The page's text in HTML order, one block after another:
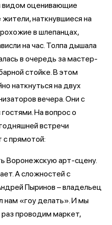
видом оценивающие
наткнувшиеся на
в шлепанцах,
на час. Толпа дышала
в очередь за мастер-
стойке. В этом
наткнуться на двух
вечера. Они с
На вопрос о
встречи
с прямотой:
Воронежскую арт-сцену.
А сложностей с
Пыринов – владельец
нам «гоу делать». И мы
проводим маркет,